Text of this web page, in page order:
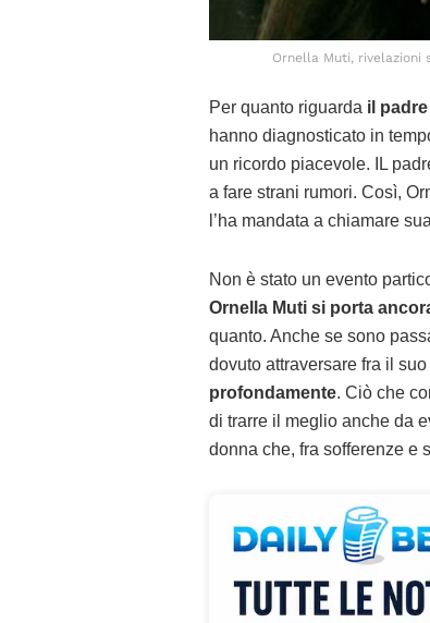
Ornella Muti, rivelazioni
Per quanto riguarda il
hanno diagnosticato in
un ricordo piacevole. IL
a fare strani rumori. Così,
l’ha mandata a chiamare
Non è stato un evento
Ornella Muti si porta
quanto. Anche se sono
dovuto attraversare fra il suo
profondamente. Ciò che
di trarre il meglio anche da
donna che, fra sofferenze e